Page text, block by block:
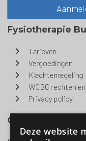
Fysiotherapie
Tarieven
Vergoedingen
Klachtenregeling
WGBO rechten
Privacy policy
Openingstijden
Deze website